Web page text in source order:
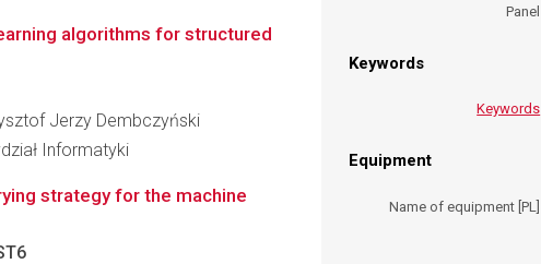
Panel
Keywords
Keywords
Equipment
Name of equipment [PL]
algorithms for structured
Jerzy Dembczyński
Informatyki
strategy for the machine